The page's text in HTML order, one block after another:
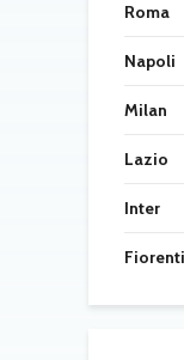
Roma
Napoli
Milan
Lazio
Inter